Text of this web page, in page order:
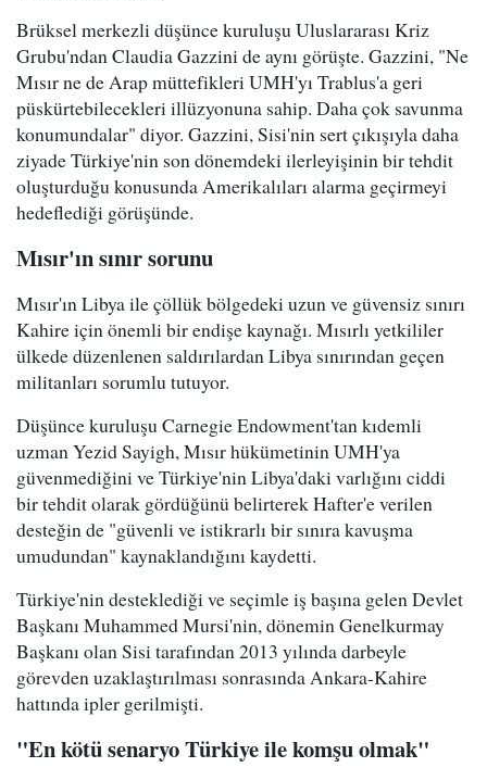
Brüksel merkezli düşünce kuruluşu Uluslararası Kriz
Grubu'ndan Claudia Gazzini de aynı görüşte. Gazzini, "Ne
Mısır ne de Arap müttefikleri UMH'yı Trablus'a geri
püskürtebilecekleri illüzyonuna sahip. Daha çok savunma
konumundalar" diyor. Gazzini, Sisi'nin sert çıkışıyla daha
ziyade Türkiye'nin son dönemdeki ilerleyişinin bir tehdit
oluşturduğu konusunda Amerikalıları alarma geçirmeyi
hedeflediği görüşünde.
Mısır'ın sınır sorunu
Mısır'ın Libya ile çöllük bölgedeki uzun ve güvensiz sınırı
Kahire için önemli bir endişe kaynağı. Mısırlı yetkililer
ülkede düzenlenen saldırılardan Libya sınırından geçen
militanları sorumlu tutuyor.
Düşünce kuruluşu Carnegie Endowment'tan kıdemli
uzman Yezid Sayigh, Mısır hükümetinin UMH'ya
güvenmediğini ve Türkiye'nin Libya'daki varlığını ciddi
bir tehdit olarak gördüğünü belirterek Hafter'e verilen
desteğin de "güvenli ve istikrarlı bir sınıra kavuşma
umudundan" kaynaklandığını kaydetti.
Türkiye'nin desteklediği ve seçimle iş başına gelen Devlet
Başkanı Muhammed Mursi'nin, dönemin Genelkurmay
Başkanı olan Sisi tarafından 2013 yılında darbeyle
görevden uzaklaştırılması sonrasında Ankara-Kahire
hattında ipler gerilmişti.
"En kötü senaryo Türkiye ile komşu olmak"